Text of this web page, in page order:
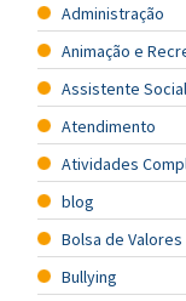
Administração
Animação e
Assistente Social
Atendimento
Atividades
blog
Bolsa de Valores
Bullying